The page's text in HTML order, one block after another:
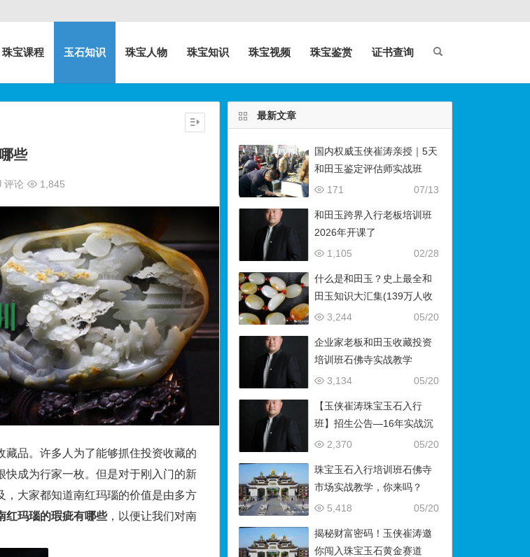
珠宝课程 玉石知识 珠宝人物 珠宝知识 珠宝视频 珠宝鉴赏 证书查询
些
评论 1,845
藏品。许多人为了能够抓住投资收藏的
快成为行家一枚。但是对于刚入门的新
大家都知道南红玛瑙的价值是由多方
红玛瑙的瑕疵有哪些，以便让我们对南
最新文章
国内权威玉侠崔涛亲授｜5天
和田玉鉴定评估师实战班
（石佛寺9月开班）
07/13
171
和田玉跨界入行老板培训班
2026年开课了
02/28
1,105
什么是和田玉？史上最全和
田玉知识大汇集(139万人收
藏）
05/20
3,244
企业家老板和田玉收藏投资
培训班石佛寺实战教学
05/20
3,134
【玉侠崔涛珠宝玉石入行
班】招生公告—16年实战沉
淀，助你叩开财富与传承之
05/20
2,370
珠宝玉石入行培训班石佛寺
市场实战教学，你来吗？
05/20
5,418
揭秘财富密码！玉侠崔涛邀
你闯入珠宝玉石黄金赛道